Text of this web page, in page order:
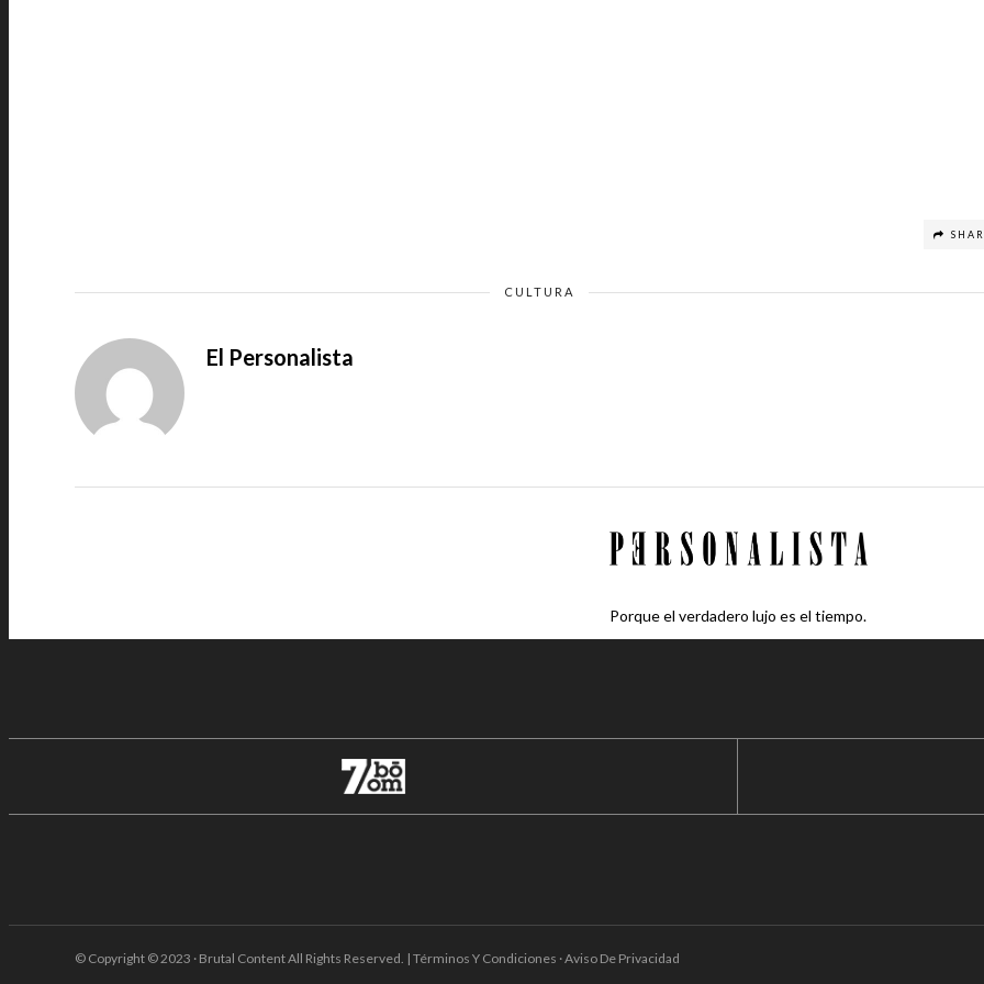
CULTURA
El Personalista
Porque el verdadero lujo es el tiempo.
© Copyright © 2023 · Brutal Content All Rights Reserved. | Términos Y Condiciones · Aviso De Privacidad